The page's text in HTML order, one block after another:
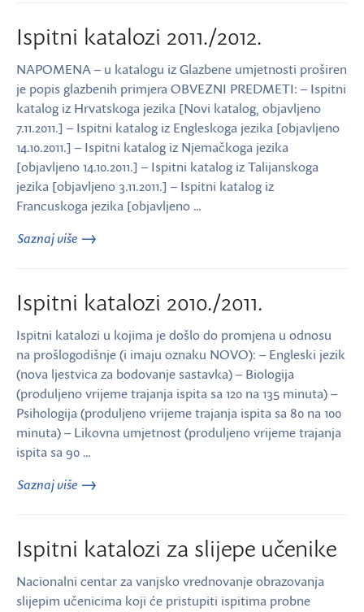
Ispitni katalozi 2011./2012.
NAPOMENA – u katalogu iz Glazbene umjetnosti proširen
je popis glazbenih primjera OBVEZNI PREDMETI: – Ispitni
katalog iz Hrvatskoga jezika [Novi katalog, objavljeno
7.11.2011.] – Ispitni katalog iz Engleskoga jezika [objavljeno
14.10.2011.] – Ispitni katalog iz Njemačkoga jezika
[objavljeno 14.10.2011.] – Ispitni katalog iz Talijanskoga
jezika [objavljeno 3.11.2011.] – Ispitni katalog iz
Francuskoga jezika [objavljeno …
Saznaj više
Ispitni katalozi 2010./2011.
Ispitni katalozi u kojima je došlo do promjena u odnosu
na prošlogodišnje (i imaju oznaku NOVO): – Engleski jezik
(nova ljestvica za bodovanje sastavka) – Biologija
(produljeno vrijeme trajanja ispita sa 120 na 135 minuta) –
Psihologija (produljeno vrijeme trajanja ispita sa 80 na 100
minuta) – Likovna umjetnost (produljeno vrijeme trajanja
ispita sa 90 …
Saznaj više
Ispitni katalozi za slijepe učenike
Nacionalni centar za vanjsko vrednovanje obrazovanja
slijepim učenicima koji će pristupiti ispitima probne